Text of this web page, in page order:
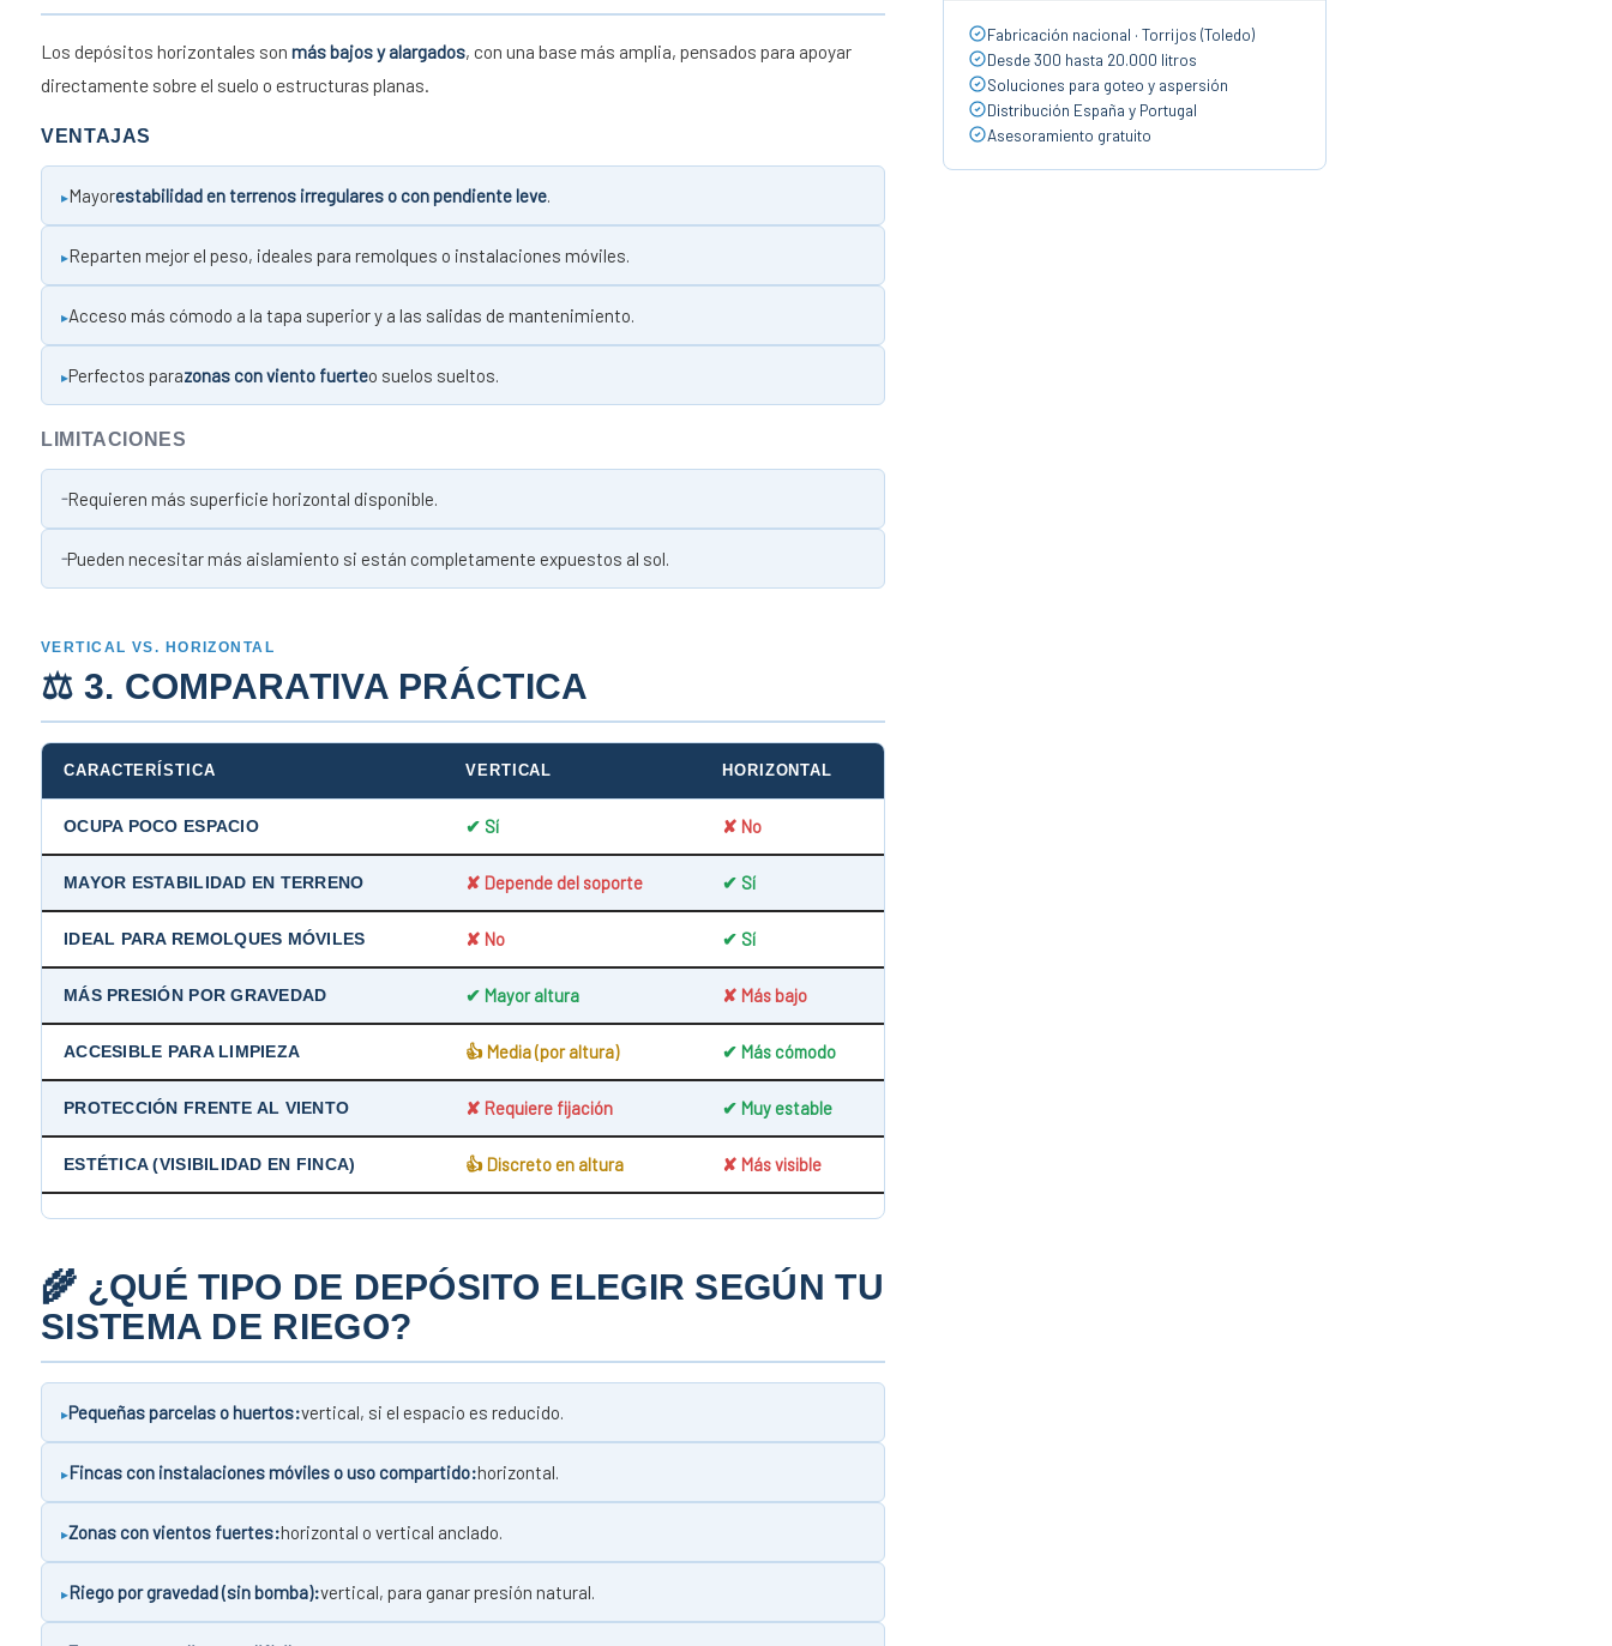
Los depósitos horizontales son más bajos y alargados, con una base más amplia, pensados para apoyar
directamente sobre el suelo o estructuras planas.
VENTAJAS
Mayorestabilidad en terrenos irregulares o con pendiente leve
Reparten mejor el peso, ideales para remolques o instalaciones móviles.
Acceso más cómodo a la tapa superior y a las salidas de mantenimiento.
Perfectos parazonas con viento fuerteo suelos sueltos.
LIMITACIONES
Requieren más superficie horizontal disponible.
Pueden necesitar más aislamiento si están completamente expuestos al sol.
VERTICAL VS. HORIZONTAL
⚖️ 3. COMPARATIVA PRÁCTICA
CARACTERÍSTICA VERTICAL HORIZONTAL
OCUPA POCO ESPACIO ✔ Sí ✘ No
MAYOR ESTABILIDAD EN TERRENO ✘ Depende del soporte ✔ Sí
IDEAL PARA REMOLQUES MÓVILES ✘ No ✔ Sí
MÁS PRESIÓN POR GRAVEDAD ✔ Mayor altura ✘ Más bajo
ACCESIBLE PARA LIMPIEZA 👍 Media (por altura) ✔ Más cómodo
PROTECCIÓN FRENTE AL VIENTO ✘ Requiere fijación ✔ Muy estable
ESTÉTICA (VISIBILIDAD EN FINCA) 👍 Discreto en altura ✘ Más visible
🌾 ¿QUÉ TIPO DE DEPÓSITO ELEGIR SEGÚN TU
SISTEMA DE RIEGO?
Pequeñas parcelas o huertos:vertical, si el espacio es reducido.
Fincas con instalaciones móviles o uso compartido:horizontal.
Zonas con vientos fuertes:horizontal o vertical anclado.
Riego por gravedad (sin bomba):vertical, para ganar presión natural.
Fabricación nacional · Torrijos (Toledo)
Desde 300 hasta 20.000 litros
Soluciones para goteo y aspersión
Distribución España y Portugal
Asesoramiento gratuito